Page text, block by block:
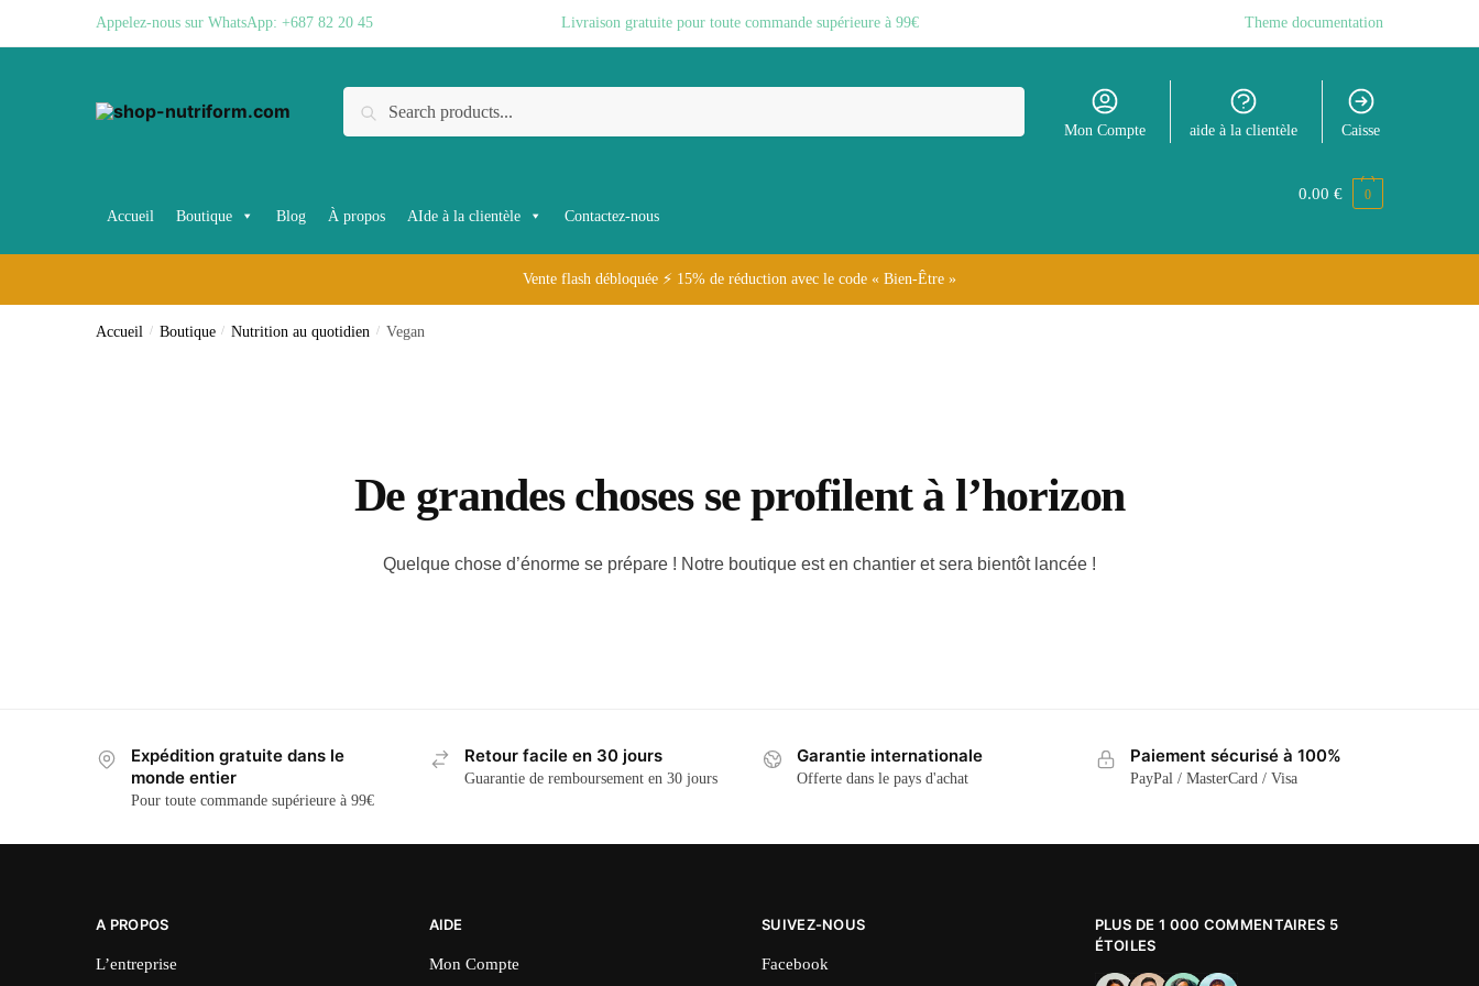
Appelez-nous sur WhatsApp: +687 82 20 45 Livraison gratuite pour toute commande supérieure à 99€ Theme documentation
Recherche
Mon Compte aide à la clientèle Caisse
Accueil Boutique Blog À propos AIde à la clientèle Contactez-nous
0.00 € 0
Vente flash débloquée ⚡ 15% de réduction avec le code « Bien-Être »
Accueil / Boutique / Nutrition au quotidien / Vegan
De grandes choses se profilent à l’horizon
Quelque chose d’énorme se prépare ! Notre boutique est en chantier et sera bientôt lancée !
Expédition gratuite dans le
monde entier
Pour toute commande supérieure à 99€
Retour facile en 30 jours
Guarantie de remboursement en 30 jours
Garantie internationale
Offerte dans le pays d'achat
Paiement sécurisé à 100%
PayPal / MasterCard / Visa
A PROPOS
L’entreprise
AIDE
Mon Compte
SUIVEZ-NOUS
Facebook
PLUS DE 1 000 COMMENTAIRES 5
ÉTOILES